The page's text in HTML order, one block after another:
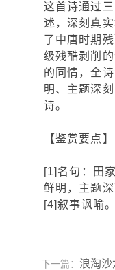
这首诗通过
述，深刻真
了中唐时期
级残酷剥削
的同情，全
明、主题深
诗。
【鉴赏要点】
[1]名句：田
鲜明，主题
[4]叙事讽喻。
下一篇： 浪淘沙